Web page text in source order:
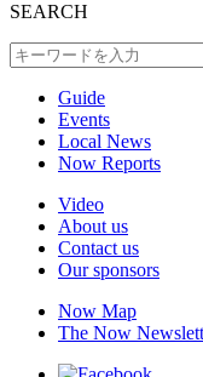
SEARCH
Guide
Events
Local News
Now Reports
Video
About us
Contact us
Our sponsors
Now Map
The Now